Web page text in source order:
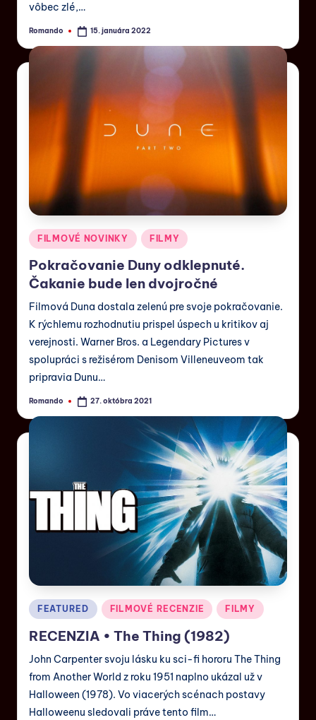
vôbec zlé,…
Romando 15. januára 2022
FILMOVÉ NOVINKY FILMY
Pokračovanie Duny odklepnuté.
Čakanie bude len dvojročné
Filmová Duna dostala zelenú pre svoje pokračovanie.
K rýchlemu rozhodnutiu prispel úspech u kritikov aj
verejnosti. Warner Bros. a Legendary Pictures v
spolupráci s režisérom Denisom Villeneuveom tak
pripravia Dunu…
Romando 27. októbra 2021
FEATURED FILMOVÉ RECENZIE FILMY
RECENZIA • The Thing (1982)
John Carpenter svoju lásku ku sci-fi hororu The Thing
from Another World z roku 1951 naplno ukázal už v
Halloween (1978). Vo viacerých scénach postavy
Halloweenu sledovali práve tento film…